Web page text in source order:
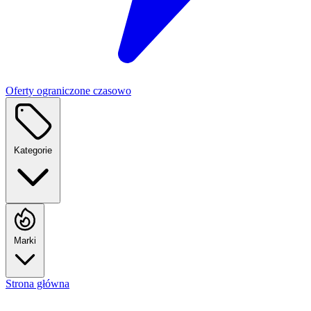
Oferty ograniczone czasowo
Kategorie
Marki
Strona główna